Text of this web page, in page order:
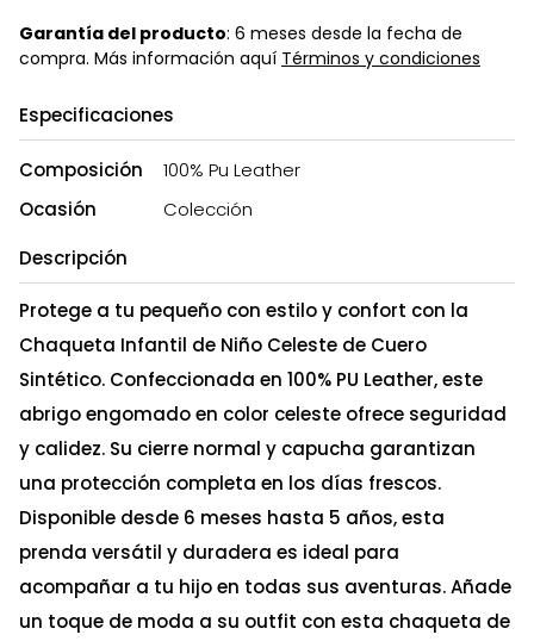
Garantía del producto: 6 meses desde la fecha de
compra. Más información aquí Términos y condiciones
Especificaciones
Composición
100% Pu Leather
Ocasión
Colección
Descripción
Protege a tu pequeño con estilo y confort con la
Chaqueta Infantil de Niño Celeste de Cuero
Sintético. Confeccionada en 100% PU Leather, este
abrigo engomado en color celeste ofrece seguridad
y calidez. Su cierre normal y capucha garantizan
una protección completa en los días frescos.
Disponible desde 6 meses hasta 5 años, esta
prenda versátil y duradera es ideal para
acompañar a tu hijo en todas sus aventuras. Añade
un toque de moda a su outfit con esta chaqueta de